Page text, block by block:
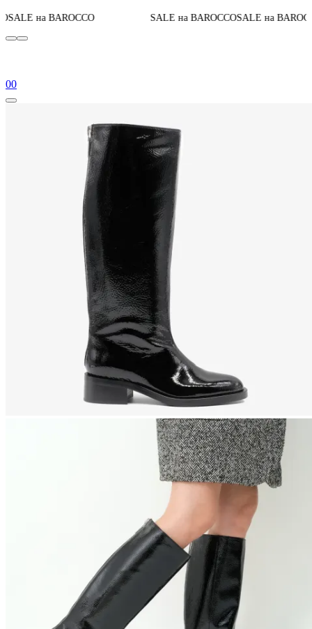
SALE на BAROCCOSALE на BAROCCOДо конца
00